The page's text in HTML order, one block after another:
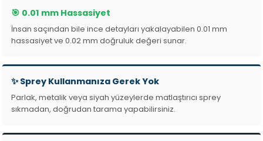
🎯 0.01 mm Hassasiyet
İnsan saçından bile ince detayları yakalayabilen 0.01 mm
hassasiyet ve 0.02 mm doğruluk değeri sunar.
✨ Sprey Kullanmanıza Gerek Yok
Parlak, metalik veya siyah yüzeylerde matlaştırıcı sprey
sıkmadan, doğrudan tarama yapabilirsiniz.